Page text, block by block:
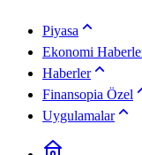
Piyasa
Ekonomi
Haberler
Finansopia Özel
Uygulamalar